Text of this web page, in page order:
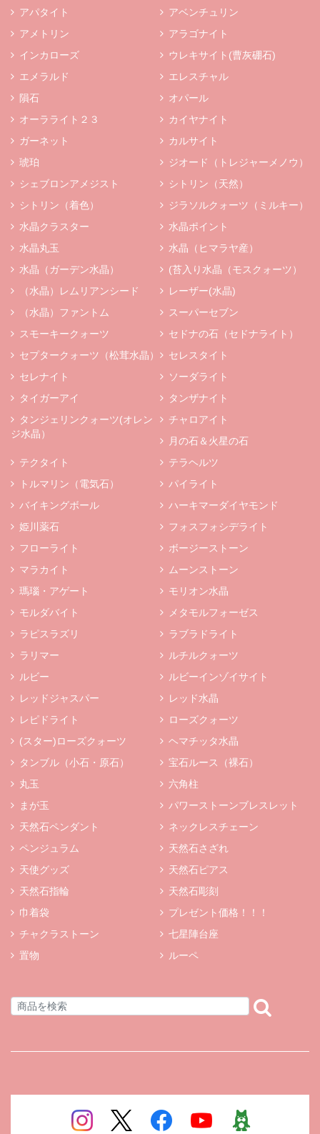
アパタイト
アベンチュリン
アメトリン
アラゴナイト
インカローズ
ウレキサイト(曹灰硼石)
エメラルド
エレスチャル
隕石
オパール
オーラライト２３
カイヤナイト
ガーネット
カルサイト
琥珀
ジオード（トレジャーメノウ）
シェブロンアメジスト
シトリン（天然）
シトリン（着色）
ジラソルクォーツ（ミルキー）
水晶クラスター
水晶ポイント
水晶丸玉
水晶（ヒマラヤ産）
水晶（ガーデン水晶）
(苔入り水晶（モスクォーツ）
（水晶）レムリアンシード
レーザー(水晶)
（水晶）ファントム
スーパーセブン
スモーキークォーツ
セドナの石（セドナライト）
セプタークォーツ（松茸水晶）
セレスタイト
セレナイト
ソーダライト
タイガーアイ
タンザナイト
タンジェリンクォーツ(オレン
ジ水晶）
チャロアイト
月の石＆火星の石
テクタイト
テラヘルツ
トルマリン（電気石）
パイライト
バイキングボール
ハーキマーダイヤモンド
姫川薬石
フォスフォシデライト
フローライト
ボージーストーン
マラカイト
ムーンストーン
瑪瑙・アゲート
モリオン水晶
モルダバイト
メタモルフォーゼス
ラピスラズリ
ラブラドライト
ラリマー
ルチルクォーツ
ルビー
ルビーインゾイサイト
レッドジャスパー
レッド水晶
レピドライト
ローズクォーツ
(スター)ローズクォーツ
ヘマチッタ水晶
タンブル（小石・原石）
宝石ルース（裸石）
丸玉
六角柱
まが玉
パワーストーンブレスレット
天然石ペンダント
ネックレスチェーン
ペンジュラム
天然石さざれ
天使グッズ
天然石ピアス
天然石指輪
天然石彫刻
巾着袋
プレゼント価格！！！
チャクラストーン
七星陣台座
置物
ルーペ